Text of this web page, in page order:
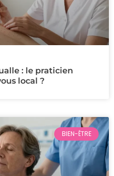
: le praticien
local ?
BIEN-ÊTRE